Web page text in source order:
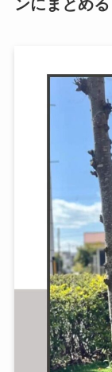
ンにまとめる